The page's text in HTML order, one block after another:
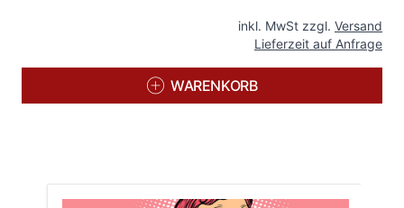
inkl. MwSt zzgl. Versand
Lieferzeit auf Anfrage
WARENKORB